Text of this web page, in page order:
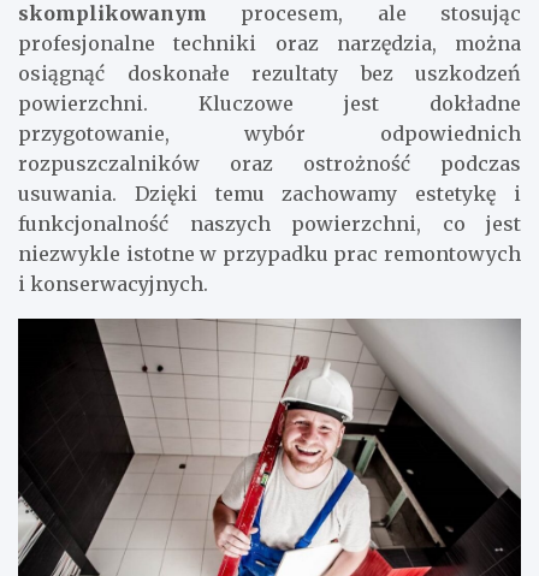
skomplikowanym procesem, ale stosując
profesjonalne techniki oraz narzędzia, można
osiągnąć doskonałe rezultaty bez uszkodzeń
powierzchni. Kluczowe jest dokładne
przygotowanie, wybór odpowiednich
rozpuszczalników oraz ostrożność podczas
usuwania. Dzięki temu zachowamy estetykę i
funkcjonalność naszych powierzchni, co jest
niezwykle istotne w przypadku prac remontowych
i konserwacyjnych.